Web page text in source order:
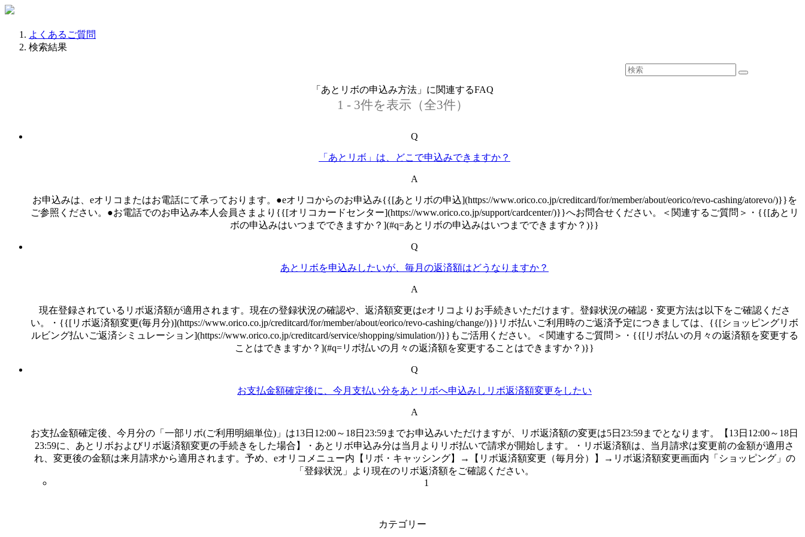
よくあるご質問
検索結果
「あとリボの申込み方法」に関連するFAQ
1 - 3件を表示（全3件）
Q
「あとリボ」は、どこで申込みできますか？
A
お申込みは、eオリコまたはお電話にて承っております。●eオリコからのお申込み{{[あとリボの申込](https://www.orico.co.jp/creditcard/for/member/about/eorico/revo-cashing/atorevo/)}}を
ご参照ください。●お電話でのお申込み本人会員さまより{{[オリコカードセンター](https://www.orico.co.jp/support/cardcenter/)}}へお問合せください。＜関連するご質問＞・{{[あとリ
ボの申込みはいつまでできますか？](#q=あとリボの申込みはいつまでできますか？)}}
Q
あとリボを申込みしたいが、毎月の返済額はどうなりますか？
A
現在登録されているリボ返済額が適用されます。現在の登録状況の確認や、返済額変更はeオリコよりお手続きいただけます。登録状況の確認・変更方法は以下をご確認くださ
い。・{{[リボ返済額変更(毎月分)](https://www.orico.co.jp/creditcard/for/member/about/eorico/revo-cashing/change/)}}リボ払いご利用時のご返済予定につきましては、{{[ショッピングリボ
ルビング払いご返済シミュレーション](https://www.orico.co.jp/creditcard/service/shopping/simulation/)}}もご活用ください。＜関連するご質問＞・{{[リボ払いの月々の返済額を変更する
ことはできますか？](#q=リボ払いの月々の返済額を変更することはできますか？)}}
Q
お支払金額確定後に、今月支払い分をあとリボへ申込みしリボ返済額変更をしたい
A
お支払金額確定後、今月分の「一部リボ(ご利用明細単位)」は13日12:00～18日23:59までお申込みいただけますが、リボ返済額の変更は5日23:59までとなります。【13日12:00～18日
23:59に、あとリボおよびリボ返済額変更の手続きをした場合】・あとリボ申込み分は当月よりリボ払いで請求が開始します。・リボ返済額は、当月請求は変更前の金額が適用さ
れ、変更後の金額は来月請求から適用されます。予め、eオリコメニュー内【リボ・キャッシング】→【リボ返済額変更（毎月分）】→リボ返済額変更画面内「ショッピング」の
「登録状況」より現在のリボ返済額をご確認ください。
1
カテゴリー